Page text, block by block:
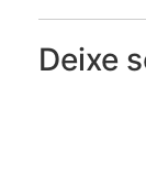
Deixe